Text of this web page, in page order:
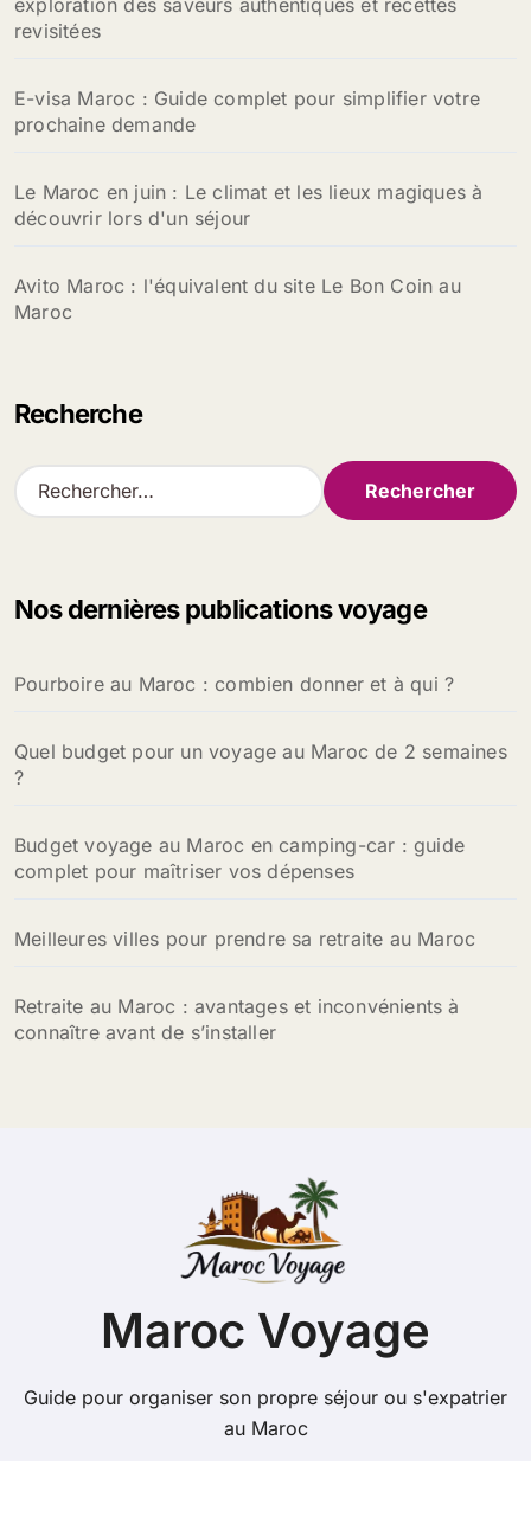
exploration des saveurs authentiques et recettes
revisitées
E-visa Maroc : Guide complet pour simplifier votre
prochaine demande
Le Maroc en juin : Le climat et les lieux magiques à
découvrir lors d'un séjour
Avito Maroc : l'équivalent du site Le Bon Coin au
Maroc
Recherche
R
e
r
e
:
Nos dernières publications voyage
Pourboire au Maroc : combien donner et à qui ?
Quel budget pour un voyage au Maroc de 2 semaines
?
Budget voyage au Maroc en camping-car : guide
complet pour maîtriser vos dépenses
Meilleures villes pour prendre sa retraite au Maroc
Retraite au Maroc : avantages et inconvénients à
connaître avant de s’installer
Maroc Voyage
Guide pour organiser son propre séjour ou s'expatrier
au Maroc